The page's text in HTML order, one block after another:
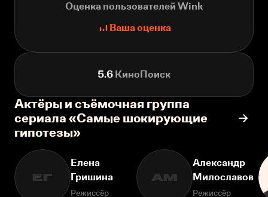
Оценка пользователей Wink
Ваша оценка
5.6 КиноПоиск
Актёры и съёмочная группа
сериала «Самые шокирующие
гипотезы»
ЕГ
Елена
Гришина
Режиссёр
АМ
Александр
Милославов
Режиссёр